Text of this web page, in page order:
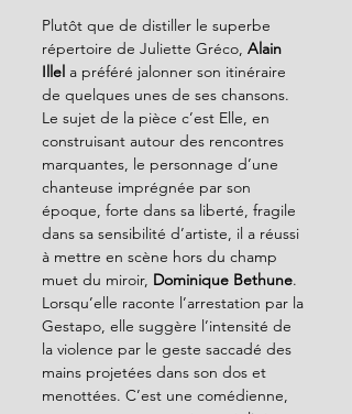
Plutôt que de distiller le superbe
répertoire de Juliette Gréco, Alain
Illel a préféré jalonner son itinéraire
de quelques unes de ses chansons.
Le sujet de la pièce c’est Elle, en
construisant autour des rencontres
marquantes, le personnage d’une
chanteuse imprégnée par son
époque, forte dans sa liberté, fragile
dans sa sensibilité d’artiste, il a réussi
à mettre en scène hors du champ
muet du miroir, Dominique Bethune.
Lorsqu’elle raconte l’arrestation par la
Gestapo, elle suggère l’intensité de
la violence par le geste saccadé des
mains projetées dans son dos et
menottées. C’est une comédienne,